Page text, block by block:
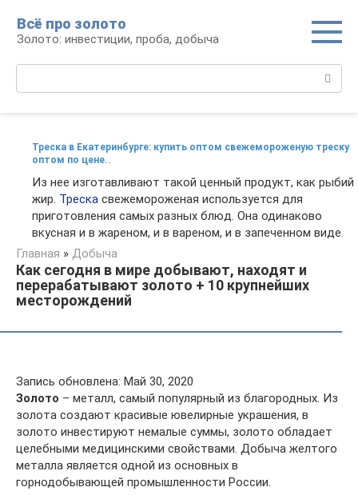
контенту
Всё про золото
Золото: инвестиции, проба, добыча
Треска в Екатеринбурге: купить оптом свежемороженую треску
оптом по цене..
Из нее изготавливают такой ценный продукт, как рыбий
жир. Треска свежемороженая используется для
приготовления самых разных блюд. Она одинаково
вкусная и в жареном, и в вареном, и в запеченном виде.
Главная » Добыча
Как сегодня в мире добывают, находят и
перерабатывают золото + 10 крупнейших
месторождений
Запись обновлена: Май 30, 2020
Золото – металл, самый популярный из благородных. Из
золота создают красивые ювелирные украшения, в
золото инвестируют немалые суммы, золото обладает
целебными медицинскими свойствами. Добыча желтого
металла является одной из основных в
горнодобывающей промышленности России.